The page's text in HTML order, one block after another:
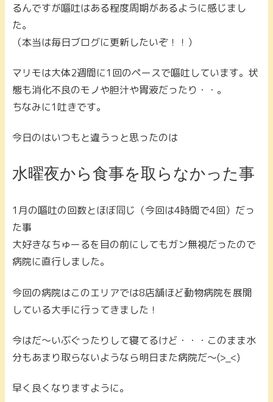
るんですが嘔吐はある程度周期があるように感じまし
た。
（本当は毎日ブログに更新したいぞ！！）
マリモは大体2週間に1回のペースで嘔吐しています。状
態も消化不良のモノや胆汁や胃液だったり・・。
ちなみに1吐きです。
今日のはいつもと違うっと思ったのは
水曜夜から食事を取らなかった事
1月の嘔吐の回数とほぼ同じ（今回は4時間で4回）だっ
た事
大好きなちゅーるを目の前にしてもガン無視だったので
病院に直行しました。
今回の病院はこのエリアでは8店舗ほど動物病院を展開
している大手に行ってきました！
今はだ～いぶぐったりして寝てるけど・・・このまま水
分もあまり取らないようなら明日また病院だ～(>_<)
早く良くなりますように。